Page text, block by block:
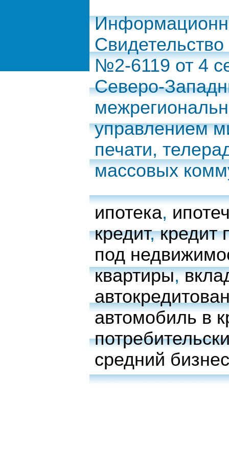
№2-6119 от 4
Северо-
управлением
печати,
массовых
ипотека,
кредит,кредит
под
квартиры,
автомобиль в
средний бизнес